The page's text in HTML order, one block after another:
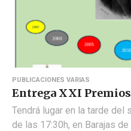
PUBLICACIONES VARIAS
Entrega XXI
Tendrá lugar en la tarde del
de las 17:30h, en Barajas